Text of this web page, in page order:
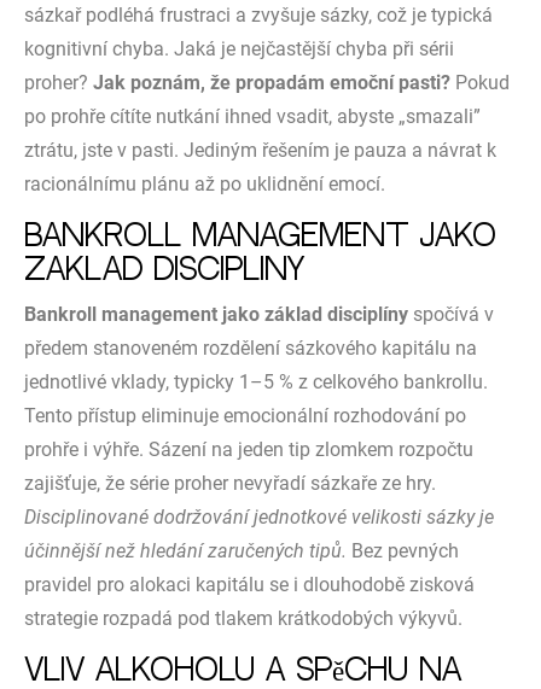
sázkař podléhá frustraci a zvyšuje sázky, což je typická
kognitivní chyba. Jaká je nejčastější chyba při sérii
proher? Jak poznám, že propadám emoční pasti? Pokud
po prohře cítíte nutkání ihned vsadit, abyste „smazali”
ztrátu, jste v pasti. Jediným řešením je pauza a návrat k
racionálnímu plánu až po uklidnění emocí.
Bankroll management jako
základ disciplíny
Bankroll management jako základ disciplíny spočívá v
předem stanoveném rozdělení sázkového kapitálu na
jednotlivé vklady, typicky 1–5 % z celkového bankrollu.
Tento přístup eliminuje emocionální rozhodování po
prohře i výhře. Sázení na jeden tip zlomkem rozpočtu
zajišťuje, že série proher nevyřadí sázkaře ze hry.
Disciplinované dodržování jednotkové velikosti sázky je
účinnější než hledání zaručených tipů. Bez pevných
pravidel pro alokaci kapitálu se i dlouhodobě zisková
strategie rozpadá pod tlakem krátkodobých výkyvů.
Vliv alkoholu a spěchu na